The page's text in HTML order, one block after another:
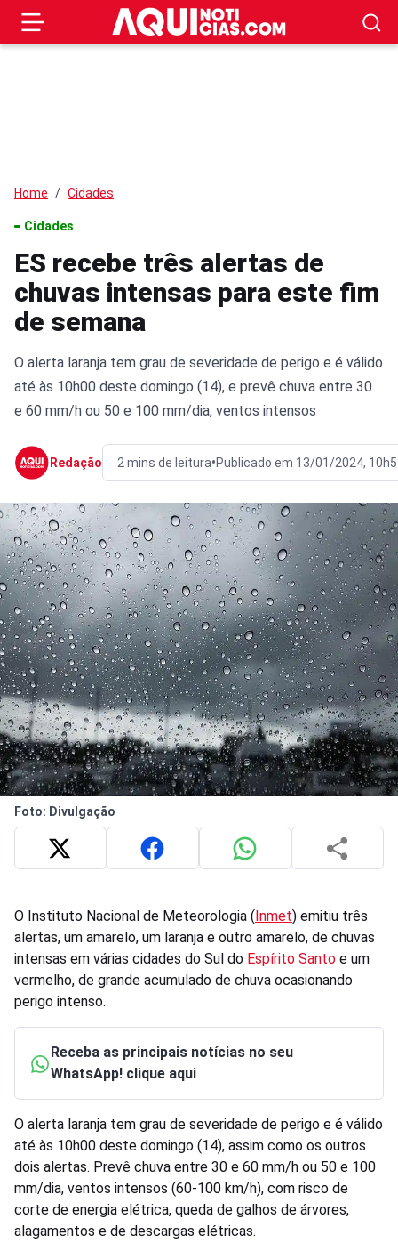
Home Cidades
Cidades
ES recebe três alertas de
chuvas intensas para este fim
de semana
O alerta laranja tem grau de severidade de perigo e é válido
até às 10h00 deste domingo (14), e prevê chuva entre 30
e 60 mm/h ou 50 e 100 mm/dia, ventos intensos
Redação 2 mins de leitura•Publicado em 13/01/2024,
Foto: Divulgação
O Instituto Nacional de Meteorologia ( Inmet) emitiu três
alertas, um amarelo, um laranja e outro amarelo, de chuvas
intensas em várias cidades do Sul do Espírito Santo e um
vermelho, de grande acumulado de chuva ocasionando
perigo intenso.
Receba as principais notícias no seu
WhatsApp! clique aqui
O alerta laranja tem grau de severidade de perigo e é válido
até às 10h00 deste domingo (14), assim como os outros
dois alertas. Prevê chuva entre 30 e 60 mm/h ou 50 e 100
mm/dia, ventos intensos (60-100 km/h), com risco de
corte de energia elétrica, queda de galhos de árvores,
alagamentos e de descargas elétricas.